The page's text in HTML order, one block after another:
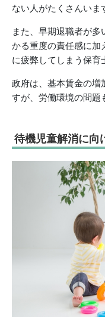
ない人がたくさんいま
また、早期退職者が
かる重度の責任感に加
に疲弊してしまう保育
政府は、基本賃金の増
すが、労働環境の問題
待機児童解消に向